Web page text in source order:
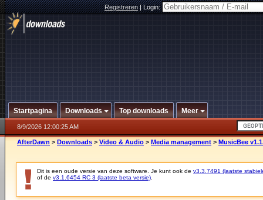
Registreren|Login:
Startpagina Downloads Top downloads Meer
8/9/2026 12:00:25 AM
AfterDawn > Downloads > Video & Audio > Media management > MusicBee
Dit is een oude versie van deze software. Je kunt ook de v3.3.7491 (laatste
of de v3.1.6454 RC 3 (laatste beta versie)